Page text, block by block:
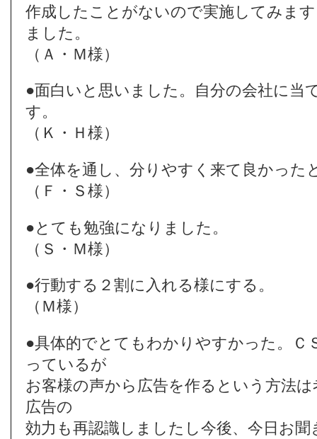
作成したことがないので実施してみま
ました。
（Ａ・Ｍ様）
●面白いと思いました。自分の会社に当
す。
（Ｋ・Ｈ様）
●全体を通し、分りやすく来て良かった
（Ｆ・Ｓ様）
●とても勉強になりました。
（Ｓ・Ｍ様）
●行動する２割に入れる様にする。
（Ｍ様）
●具体的でとてもわかりやすかった。Ｃ
っているが
お客様の声から広告を作るという方法
広告の
効力も再認識しましたし今後、今日お